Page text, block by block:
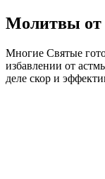
Молитвы от
Многие Святые
избавлении от
деле скор и